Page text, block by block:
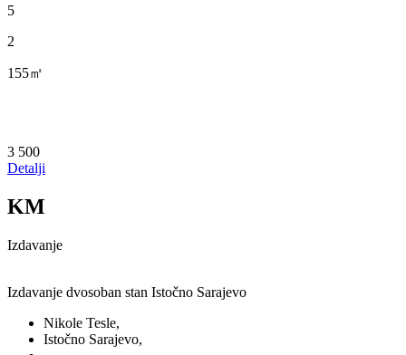
5
2
155㎡
3 500
Detalji
KM
Izdavanje
Izdavanje dvosoban stan Istočno Sarajevo
Nikole Tesle,
Istočno Sarajevo,